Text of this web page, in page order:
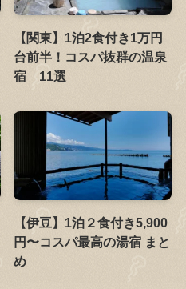
【関東】1泊2食付き1万円
台前半！コスパ抜群の温泉
宿 11選
【伊豆】1泊２食付き5,900
円〜コスパ最高の湯宿 まと
め